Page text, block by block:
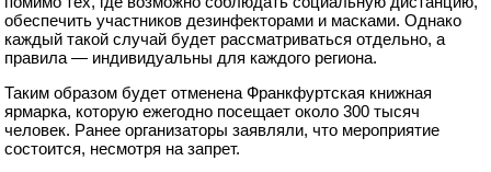
обеспечить участников дезинфекторами и масками. Однако
каждый такой случай будет рассматриваться отдельно, а
правила — индивидуальны для каждого региона.
Таким образом будет отменена Франкфуртская книжная
ярмарка, которую ежегодно посещает около 300 тысяч
человек. Ранее организаторы заявляли, что мероприятие
состоится, несмотря на запрет.